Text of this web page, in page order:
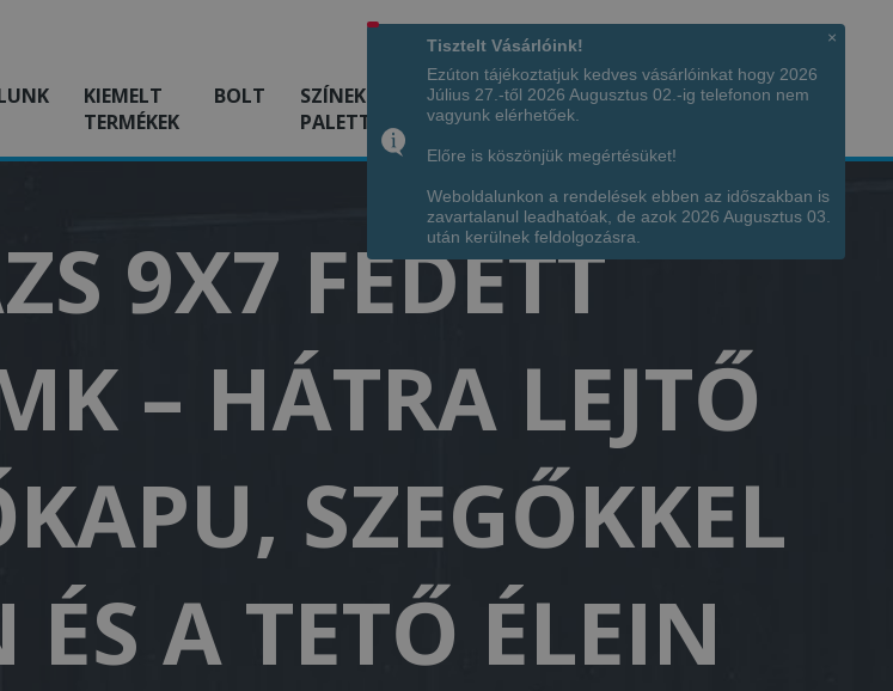
Hívjon minket!
KIEMELT
TERMÉKEK
BOLT
SZÍNEK
PALETTÁJA
KÉPGALÉRIA INFÓ ELÉRHETŐSÉG
9X7 FEDETT
– HÁTRA LEJTŐ
SZEGŐKKEL
A TETŐ ÉLEIN
×
Tisztelt Vásárlóink!
Ezúton tájékoztatjuk kedves vásárlóinkat hogy 2026
Július 27.-től 2026 Augusztus 02.-ig telefonon nem
vagyunk elérhetőek.
Előre is köszönjük megértésüket!
Weboldalunkon a rendelések ebben az időszakban is
zavartalanul leadhatóak, de azok 2026 Augusztus 03.
után kerülnek feldolgozásra.